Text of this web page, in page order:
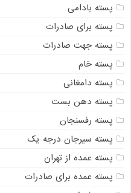
پسته بادامی
پسته برای صادرات
پسته جهت صادرات
پسته خام
پسته دامغانی
پسته دهن بست
پسته رفسنجان
پسته سیرجان درجه یک
پسته عمده از تهران
پسته عمده برای صادرات